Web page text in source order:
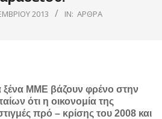
2013 IN: ΆΡΘΡΑ
ξένα ΜΜΕ βάζουν φρένο στην
ότι η οικονομία της
πρό – κρίσης του 2008 και